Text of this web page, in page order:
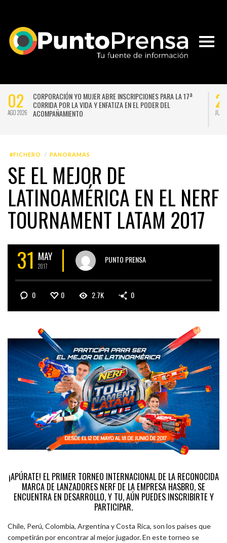
02
AGO 2026
CORPORACIÓN YO MUJER ABRE INSCRIPCIONES PARA LA 17ª
CORRIDA POR LA VIDA Y ENFATIZA EN EL PODER DEL
ACOMPAÑAMIENTO
JUL
#FICHERO PANORAMAS
SE EL MEJOR DE
LATINOAMÉRICA EN EL NERF
TOURNAMENT LATAM 2017
31 MAY
2017
PUNTO PRENSA
0 0 2.7K 0
¡APÚRATE! EL PRIMER TORNEO INTERNACIONAL DE LA RECONOCIDA
MARCA DE LANZADORES NERF DE LA EMPRESA HASBRO, SE
ENCUENTRA EN DESARROLLO, Y TU, AÚN PUEDES INSCRIBIRTE Y
PARTICIPAR.
Chile, Perú, Colombia, Argentina y Costa Rica, son los países que
competirán por encontrar al mejor jugador. En este torneo se